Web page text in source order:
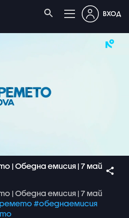
ВХОД
| Обедна емисия | 7 май
| Обедна емисия | 7 май
#обеднаемисия